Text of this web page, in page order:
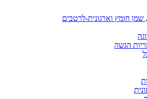
שמן חומץ וארגונית-לרטבים
הגשה